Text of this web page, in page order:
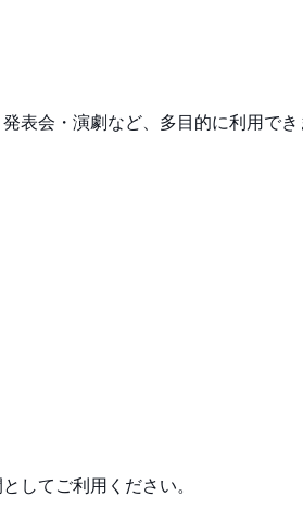
表会・演劇など、多目的に利用でき
してご利用ください。